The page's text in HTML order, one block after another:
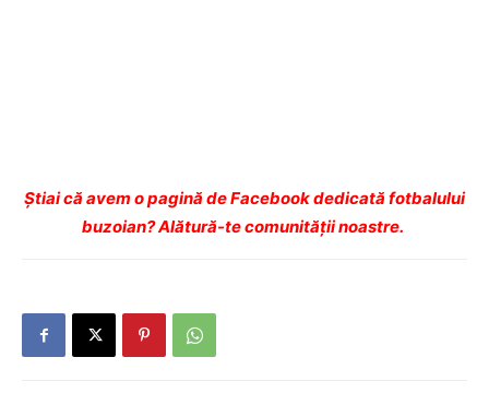
Ştiai că avem o pagină de Facebook dedicată fotbalului
buzoian? Alătură-te comunității noastre.